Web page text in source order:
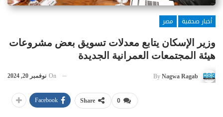
أخبار صحفية
مصر
وزير الإسكان يتابع معدلات تسويق بعض مشروعات
هيئة المجتمعات العمرانية الجديدة
By Nagwa Ragab
On نوفمبر 20, 2024
0
Share
Facebook